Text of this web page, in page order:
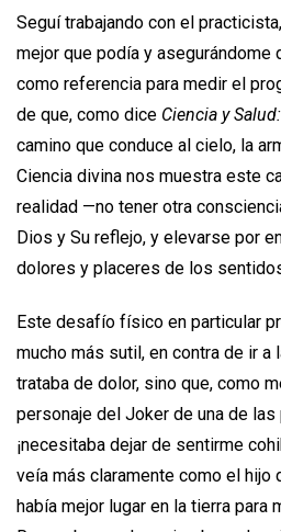
Seguí trabajando con el
mejor que podía y asegurándome
como referencia para medir el
de que, como dice Ciencia y Salud:
camino que conduce al cielo, la
Ciencia divina nos muestra este
realidad —no tener otra
Dios y Su reflejo, y elevarse por
dolores y place­res de los
Este desafío físico en particular
mucho más sutil, en contra de ir
trataba de dolor, sino que, como
personaje del Joker de una de
¡necesitaba dejar de sentirme
veía más claramente como el hijo
había mejor lugar en la tierra para